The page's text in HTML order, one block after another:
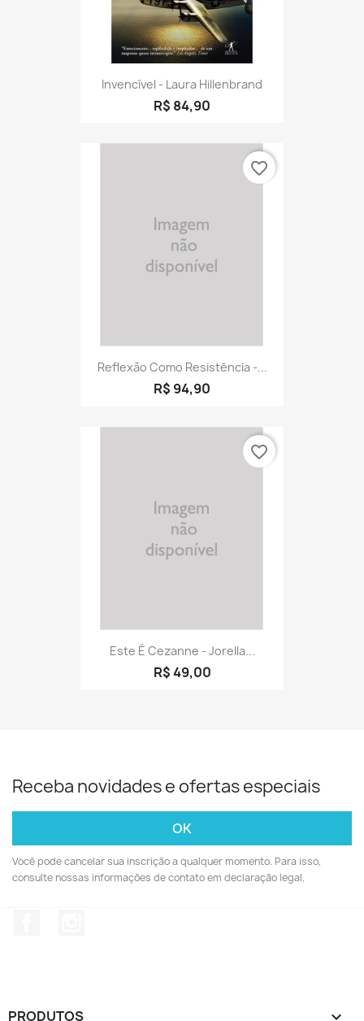
Invencível - Laura Hillenbrand
R$ 84,90
Reflexão Como Resistência -...
R$ 94,90
favorite_border
Este É Cezanne - Jorella...
R$ 49,00
favorite_border
Receba novidades e ofertas especiais
Você pode cancelar sua inscrição a qualquer momento. Para isso,
consulte nossas informações de contato em declaração legal.
PRODUTOS 